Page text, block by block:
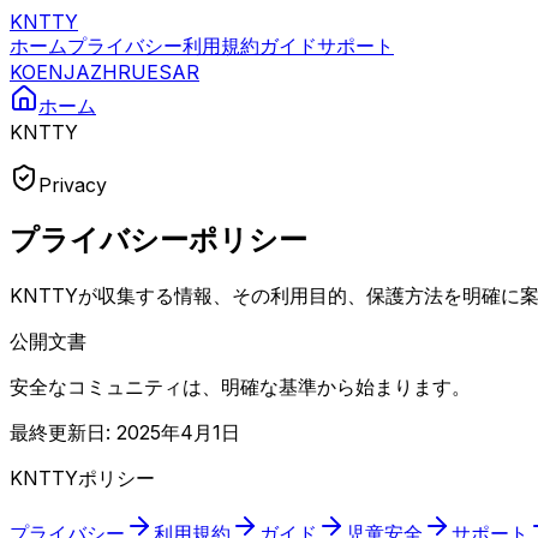
KNTTY
ホームプライバシー利用規約ガイドサポート
KOENJAZHRUESAR
ホーム
KNTTY
Privacy
プライバシーポリシー
KNTTYが収集する情報、その利用目的、保護方法を明確に案
公開文書
安全なコミュニティは、明確な基準から始まります。
最終更新日: 2025年4月1日
KNTTYポリシー
プライバシー 利用規約 ガイド 児童安全 サポート